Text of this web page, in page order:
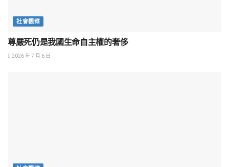
社會觀察
尊嚴死仍是我國生命自主權的奢侈
2026 年 7 月 6 日